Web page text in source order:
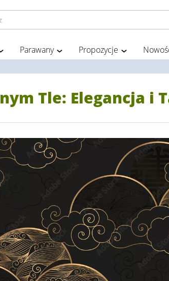
Parawany Propozycje
Tle: Elegancja i